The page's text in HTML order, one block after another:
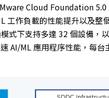
Cloud Foundation
工作負載的性能提升以及整
式下支持多達 32 個設備，
AI/ML 應用程序性能，每